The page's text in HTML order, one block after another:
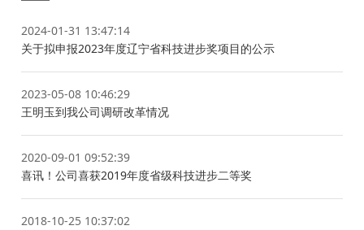
2024-01-31 13:47:14
关于拟申报2023年度辽宁省科技进步奖项目的公示
2023-05-08 10:46:29
王明玉到我公司调研改革情况
2020-09-01 09:52:39
喜讯！公司喜获2019年度省级科技进步二等奖
2018-10-25 10:37:02